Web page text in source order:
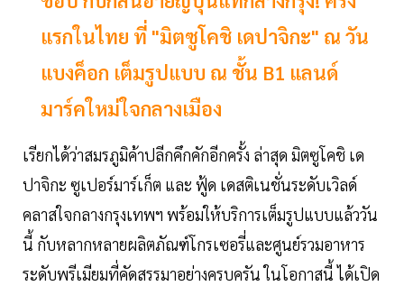
แรกในไทย ที่ "มิตซูโคชิ เดปาจิกะ" ณ วัน
แบงค็อก เต็มรูปแบบ ณ ชั้น B1 แลนด์
มาร์คใหม่ใจกลางเมือง
เรียกได้ว่าสมรภูมิค้าปลีกคึกคักอีกครั้ง ล่าสุด มิตซูโคชิ เด
ปาจิกะ ซูเปอร์มาร์เก็ต และ ฟู้ด เดสติเนชั่นระดับเวิลด์
คลาสใจกลางกรุงเทพฯ พร้อมให้บริการเต็มรูปแบบแล้ววัน
นี้ กับหลากหลายผลิตภัณฑ์โกรเซอรี่และศูนย์รวมอาหาร
ระดับพรีเมียมที่คัดสรรมาอย่างครบครัน ในโอกาสนี้ ได้เปิด